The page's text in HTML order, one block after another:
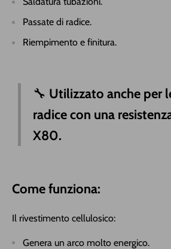
Passate di radice.
Riempimento e finitura.
🔧 Utilizzato anche per
radice con una
X80.
Come funziona:
Il rivestimento cellulosico:
Genera un arco molto energico.